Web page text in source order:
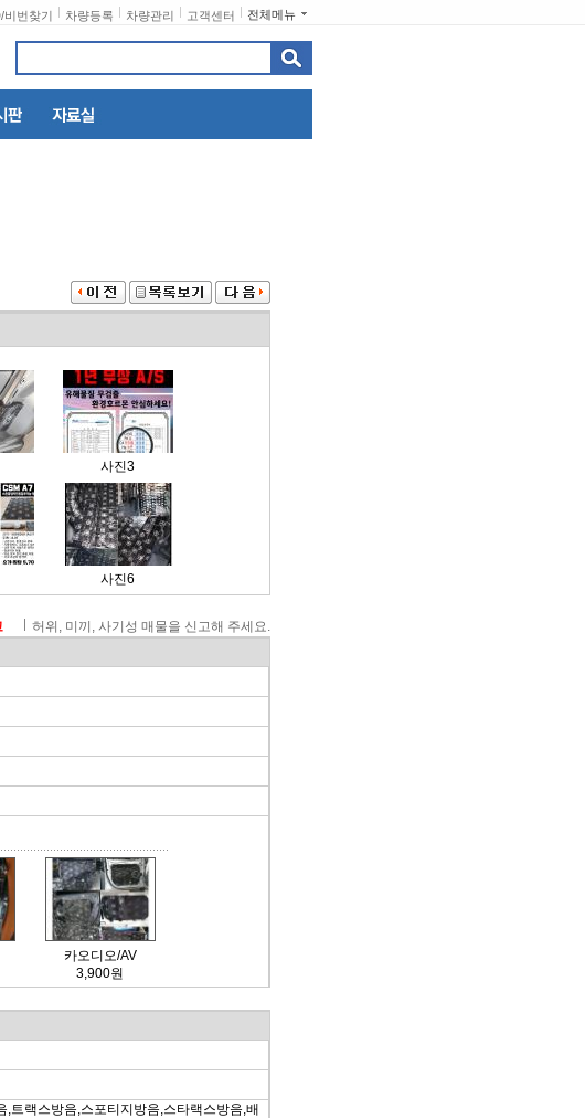
전체메뉴
고객센터
차량관리
차량등록
/비번찾기
사진3
사진6
허위, 미끼, 사기성 매물을 신고해 주세요.
카오디오/AV
3,900원
트랙스방음,스포티지방음,스타랙스방음,배